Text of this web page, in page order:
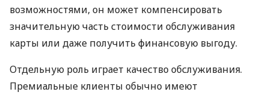
возможностями, он может компенсировать
значительную часть стоимости обслуживания
карты или даже получить финансовую выгоду.
Отдельную роль играет качество обслуживания.
Премиальные клиенты обычно имеют